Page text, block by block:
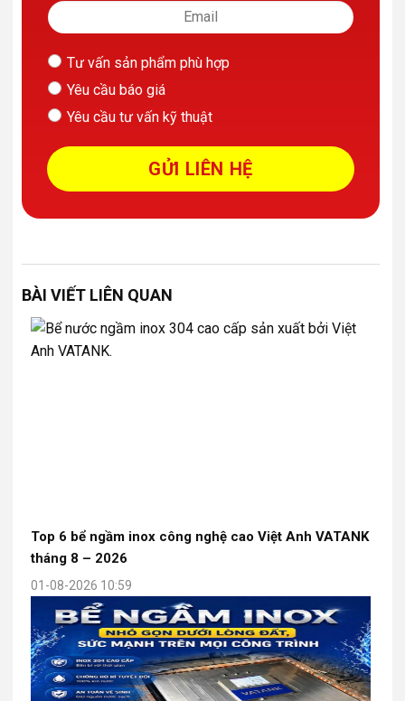
Tư vấn sản phẩm phù hợp
Yêu cầu báo giá
Yêu cầu tư vấn kỹ thuật
BÀI VIẾT LIÊN QUAN
Top 6 bể ngầm inox công nghệ cao Việt Anh VATANK
tháng 8 – 2026
01-08-2026 10:59